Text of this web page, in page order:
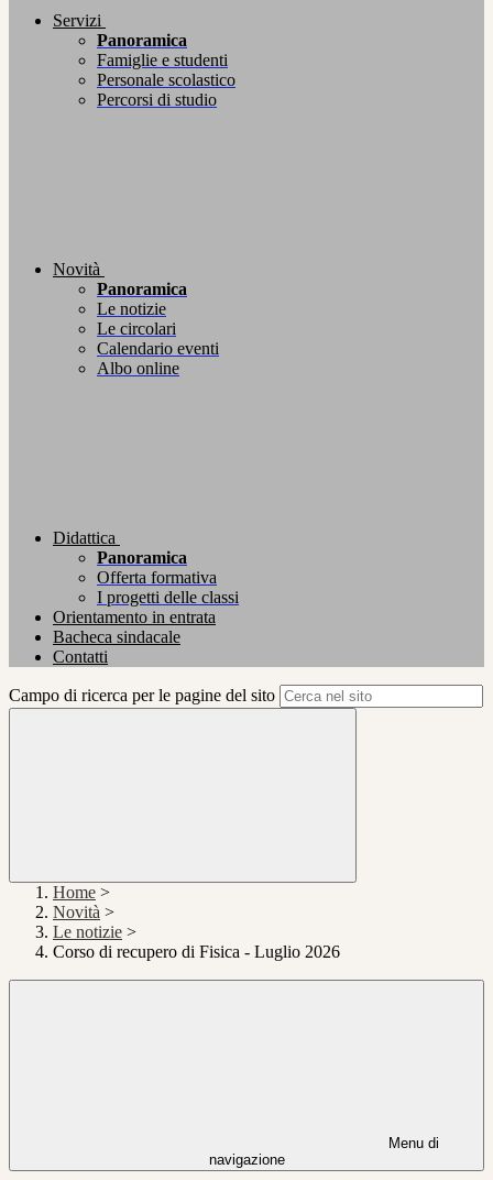
Servizi
Panoramica
Famiglie e studenti
Personale scolastico
Percorsi di studio
Novità
Panoramica
Le notizie
Le circolari
Calendario eventi
Albo online
Didattica
Panoramica
Offerta formativa
I progetti delle classi
Orientamento in entrata
Bacheca sindacale
Contatti
Campo di ricerca per le pagine del sito
Home >
Novità >
Le notizie >
Corso di recupero di Fisica - Luglio 2026
Menu di
navigazione